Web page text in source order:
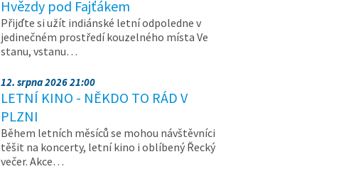
Hvězdy pod Fajťákem
Přijďte si užít indiánské letní odpoledne v
jedinečném prostředí kouzelného místa Ve
stanu, vstanu…
12. srpna 2026 21:00
LETNÍ KINO - NĚKDO TO RÁD V
PLZNI
Během letních měsíců se mohou návštěvníci
těšit na koncerty, letní kino i oblíbený Řecký
večer. Akce…